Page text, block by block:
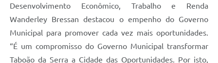
Desenvolvimento Econômico, Trabalho e Renda
Wanderley Bressan destacou o empenho do Governo
Municipal para promover cada vez mais oportunidades.
“É um compromisso do Governo Municipal transformar
Taboão da Serra a Cidade das Oportunidades. Por isto,